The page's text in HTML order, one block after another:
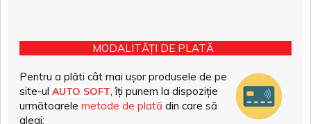
MODALITĂȚI DE PLATĂ
Pentru a plăti cât mai ușor produsele de pe
site-ul AUTO SOFT, îți punem la dispoziție
următoarele metode de plată din care să
alegi: